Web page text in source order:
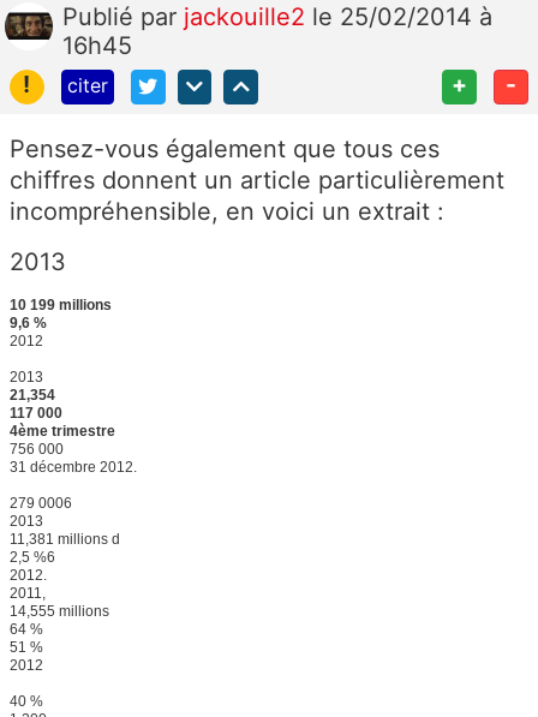
Publié par jackouille2 le 25/02/2014 à
16h45
!
citer + -
Pensez-vous également que tous ces
chiffres donnent un article particulièrement
incompréhensible, en voici un extrait :
2013
10 199 millions
9,6 %
2012
2013
21,354
117 000
4ème trimestre
756 000
31 décembre 2012.
279 0006
2013
11,381 millions d
2,5 %6
2012.
2011,
14,555 millions
64 %
51 %
2012
40 %